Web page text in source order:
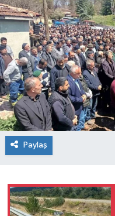
Paylaş
Spor
Teknoloji
Tokat Haberleri
Yaşam